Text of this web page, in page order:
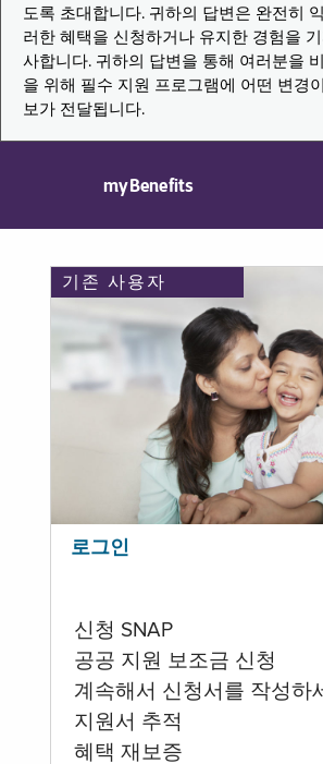
도록 초대합니다. 귀하의 답변은 완전히
러한 혜택을 신청하거나 유지한 경험을
사합니다. 귀하의 답변을 통해 여러분을
을 위해 필수 지원 프로그램에 어떤 변경
보가 전달됩니다.
myBenefits
기존 사용자
로그인
신청 SNAP
공공 지원 보조금 신청
계속해서 신청서를 작성하
지원서 추적
혜택 재보증